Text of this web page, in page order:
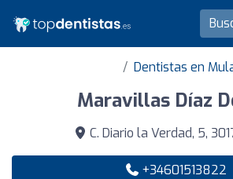
Dentistas en
Maravillas Díaz
C. Diario la Verdad, 5,
+34601513822